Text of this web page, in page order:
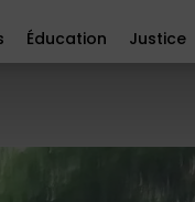
Éducation Justice